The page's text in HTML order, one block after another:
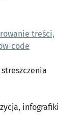
treści,
code
infografiki